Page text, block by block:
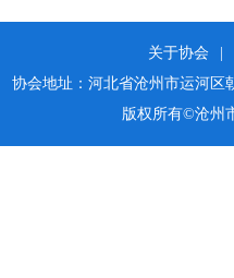
关于协会
协会地址：河北省沧州市运河区
版权所有©沧州